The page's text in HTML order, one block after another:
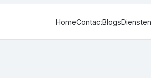
HomeContactBlogsDiensten